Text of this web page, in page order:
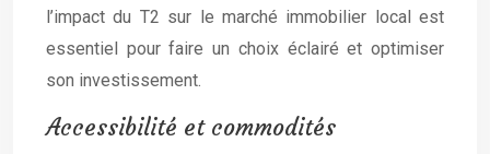
l’impact du T2 sur le marché immobilier local est
essentiel pour faire un choix éclairé et optimiser
son investissement.
Accessibilité et commodités